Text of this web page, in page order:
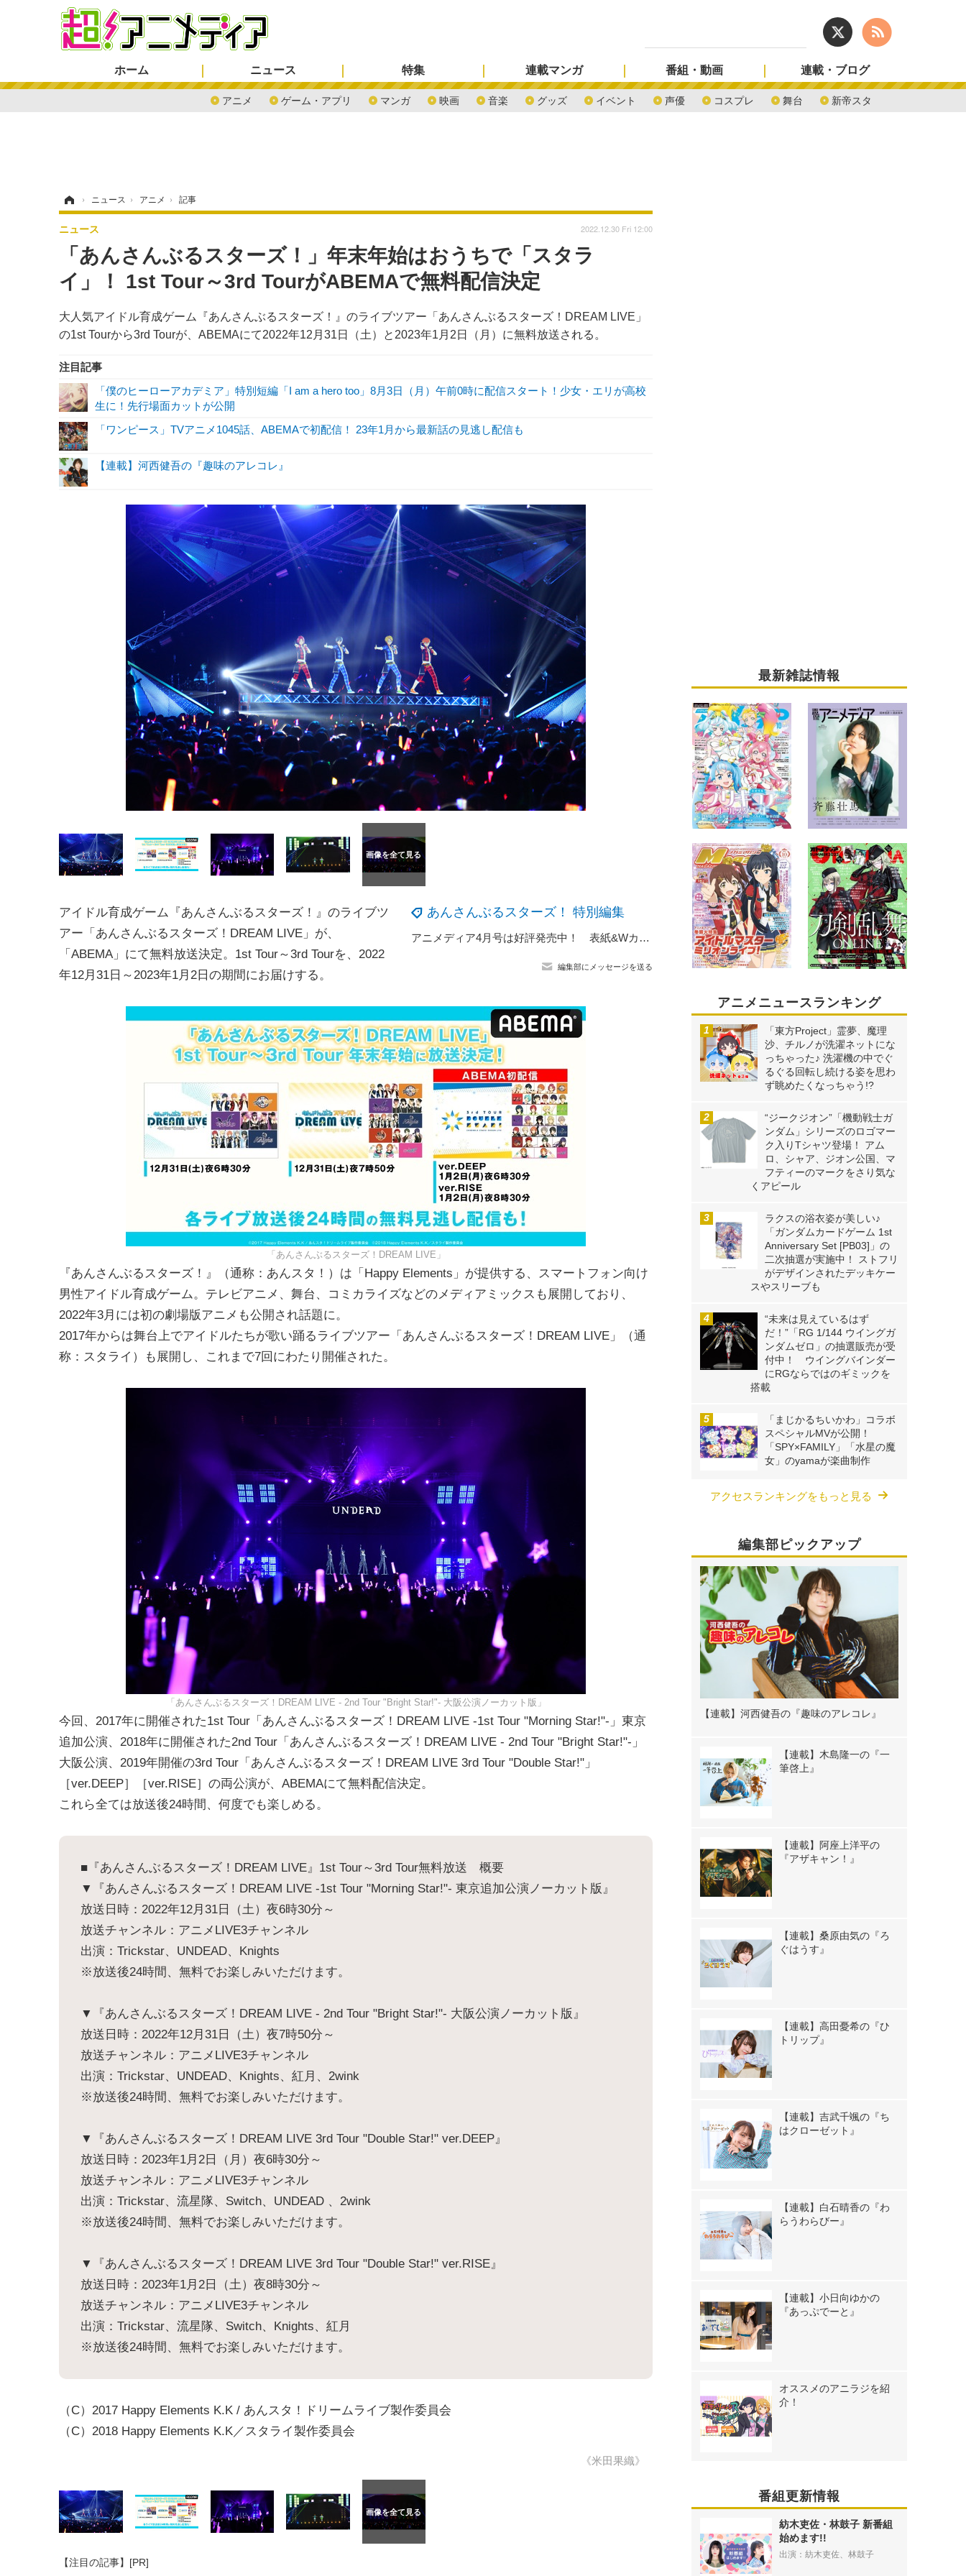
ホーム ニュース
アニメ ゲーム・アプリ マンガ 映画 音楽 グッズ イベント 声優 コスプレ 舞台 新帝スタ
特集 連載マンガ 番組・動画 連載・ブログ
› ニュース › アニメ › 記事
「あんさんぶるスターズ！」年末年始はおうちで「スタラ
イ」！ 1st Tour～3rd TourがABEMAで無料配信決定
大人気アイドル育成ゲーム『あんさんぶるスターズ！』のライブツアー「あんさんぶるスターズ！DREAM LIVE」
の1st Tourから3rd Tourが、ABEMAにて2022年12月31日（土）と2023年1月2日（月）に無料放送される。
ニュース 2022.12.30 Fri 12:00
注目記事
「僕のヒーローアカデミア」特別短編「I am a hero too」8月3日（月）午前0時に配信スタート！少女・エリが高校
生に！先行場面カットが公開
「ワンピース」TVアニメ1045話、ABEMAで初配信！ 23年1月から最新話の見逃し配信も
【連載】河西健吾の『趣味のアレコレ』
あんさんぶるスターズ！ 特別編集
アニメディア4月号は好評発売中！ 表紙&WカバーはTVアニメ『刀剣乱舞 廻 -虚伝 燃ゆる本能寺-』とあんさんぶるスターズ！ ！追憶セレクション『チェックメイト』！
編集部にメッセージを送る
アイドル育成ゲーム『あんさんぶるスターズ！』のライブツ
アー「あんさんぶるスターズ！DREAM LIVE」が、
「ABEMA」にて無料放送決定。1st Tour～3rd Tourを、2022
年12月31日～2023年1月2日の期間にお届けする。
「あんさんぶるスターズ！DREAM LIVE」
『あんさんぶるスターズ！』（通称：あんスタ！）は「Happy Elements」が提供する、スマートフォン向け
男性アイドル育成ゲーム。テレビアニメ、舞台、コミカライズなどのメディアミックスも展開しており、
2022年3月には初の劇場版アニメも公開され話題に。
2017年からは舞台上でアイドルたちが歌い踊るライブツアー「あんさんぶるスターズ！DREAM LIVE」（通
称：スタライ）も展開し、これまで7回にわたり開催された。
「あんさんぶるスターズ！DREAM LIVE - 2nd Tour "Bright Star!"- 大阪公演ノーカット版」
今回、2017年に開催された1st Tour「あんさんぶるスターズ！DREAM LIVE -1st Tour "Morning Star!"-」東京
追加公演、2018年に開催された2nd Tour「あんさんぶるスターズ！DREAM LIVE - 2nd Tour "Bright Star!"-」
大阪公演、2019年開催の3rd Tour「あんさんぶるスターズ！DREAM LIVE 3rd Tour "Double Star!"」
［ver.DEEP］［ver.RISE］の両公演が、ABEMAにて無料配信決定。
これら全ては放送後24時間、何度でも楽しめる。
■『あんさんぶるスターズ！DREAM LIVE』1st Tour～3rd Tour無料放送 概要
▼『あんさんぶるスターズ！DREAM LIVE -1st Tour "Morning Star!"- 東京追加公演ノーカット版』
放送日時：2022年12月31日（土）夜6時30分～
放送チャンネル：アニメLIVE3チャンネル
出演：Trickstar、UNDEAD、Knights
※放送後24時間、無料でお楽しみいただけます。
▼『あんさんぶるスターズ！DREAM LIVE - 2nd Tour "Bright Star!"- 大阪公演ノーカット版』
放送日時：2022年12月31日（土）夜7時50分～
放送チャンネル：アニメLIVE3チャンネル
出演：Trickstar、UNDEAD、Knights、紅月、2wink
※放送後24時間、無料でお楽しみいただけます。
▼『あんさんぶるスターズ！DREAM LIVE 3rd Tour "Double Star!" ver.DEEP』
放送日時：2023年1月2日（月）夜6時30分～
放送チャンネル：アニメLIVE3チャンネル
出演：Trickstar、流星隊、Switch、UNDEAD 、2wink
※放送後24時間、無料でお楽しみいただけます。
▼『あんさんぶるスターズ！DREAM LIVE 3rd Tour "Double Star!" ver.RISE』
放送日時：2023年1月2日（土）夜8時30分～
放送チャンネル：アニメLIVE3チャンネル
出演：Trickstar、流星隊、Switch、Knights、紅月
※放送後24時間、無料でお楽しみいただけます。
（C）2017 Happy Elements K.K / あんスタ！ドリームライブ製作委員会
（C）2018 Happy Elements K.K／スタライ製作委員会
《米田果織》
【注目の記事】[PR]
最新雑誌情報
アニメニュースランキング
「東方Project」霊夢、魔理
沙、チルノが洗濯ネットにな
っちゃった♪ 洗濯機の中でぐ
るぐる回転し続ける姿を思わ
ず眺めたくなっちゃう!?
“ジークジオン”「機動戦士ガ
ンダム」シリーズのロゴマー
ク入りTシャツ登場！ アム
ロ、シャア、ジオン公国、マ
フティーのマークをさり気な
くアピール
ラクスの浴衣姿が美しい♪
「ガンダムカードゲーム 1st
Anniversary Set [PB03]」の
二次抽選が実施中！ ストフリ
がデザインされたデッキケー
スやスリーブも
“未来は見えているはず
だ！”「RG 1/144 ウイングガ
ンダムゼロ」の抽選販売が受
付中！ ウイングバインダー
にRGならではのギミックを
搭載
「まじかるちいかわ」コラボ
スペシャルMVが公開！
「SPY×FAMILY」「水星の魔
女」のyamaが楽曲制作
アクセスランキングをもっと見る
編集部ピックアップ
【連載】河西健吾の『趣味のアレコレ』
【連載】木島隆一の『一
筆啓上』
【連載】阿座上洋平の
『アザキャン！』
【連載】桑原由気の『ろ
ぐはうす』
【連載】高田憂希の『ひ
トリップ』
【連載】吉武千颯の『ち
はクローゼット』
【連載】白石晴香の『わ
らうわらびー』
【連載】小日向ゆかの
『あっぷでーと』
オススメのアニラジを紹
介！
番組更新情報
紡木吏佐・林鼓子 新番組
始めます!!
出演：紡木吏佐、林鼓子